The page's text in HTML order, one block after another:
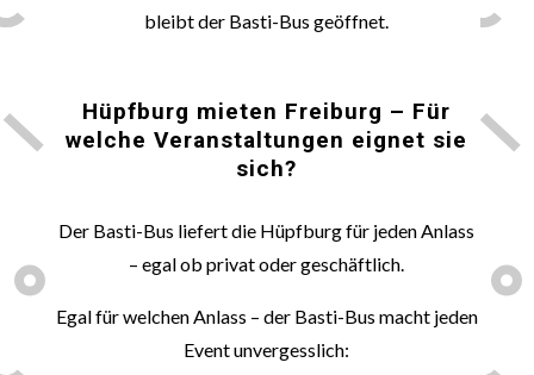
bleibt der Basti-Bus geöffnet.
Hüpfburg mieten Freiburg – Für
welche Veranstaltungen eignet sie
sich?
Der Basti-Bus liefert die Hüpfburg für jeden Anlass
– egal ob privat oder geschäftlich.
Egal für welchen Anlass – der Basti-Bus macht jeden
Event unvergesslich: